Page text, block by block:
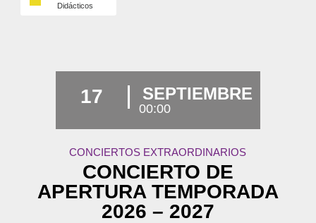
Didácticos
17 SEPTIEMBRE
00:00
CONCIERTOS EXTRAORDINARIOS
CONCIERTO DE
APERTURA TEMPORADA
2026 – 2027